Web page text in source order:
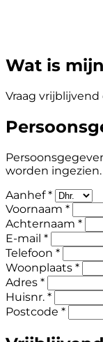
Wat is
Vraag
worden ingezien.
Aanhef *
Voornaam *
Achternaam *
E-mail *
Telefoon *
Woonplaats *
Adres *
Huisnr. *
Postcode *